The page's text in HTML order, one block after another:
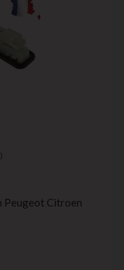
Peugeot Citroen